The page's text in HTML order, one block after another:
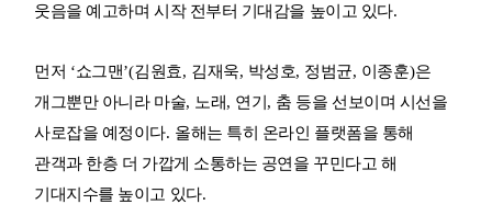
웃음을 예고하며 시작 전부터 기대감을 높이고 있다.
먼저 ‘쇼그맨’(김원효, 김재욱, 박성호, 정범균, 이종훈)은
개그뿐만 아니라 마술, 노래, 연기 , 춤 등을 선보이며 시선을
사로잡을 예정이다. 올해는 특히 온라인 플랫폼을 통해
관객과 한층 더 가깝게 소통하는 공연을 꾸민다고 해
기대지수를 높이고 있다.